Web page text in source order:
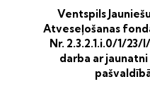
Ventspils
Atveseļošanas
Nr. 2.3.2.1.i.0/1/
darba ar